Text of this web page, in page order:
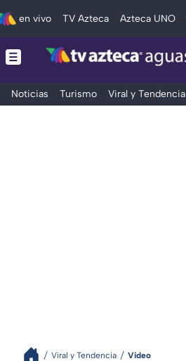
en vivo TV Azteca Azteca UNO
Noticias Turismo Viral y Tendencia
Viral y Tendencia Video